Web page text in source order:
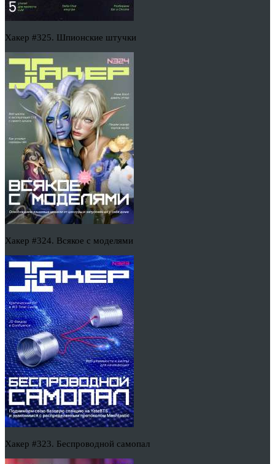
Хакер #325. Шпионские штучки
Хакер #324. Всякое с моделями
Хакер #323. Беспроводной самопал